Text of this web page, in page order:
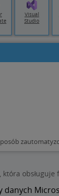
Visual
Studio
danych